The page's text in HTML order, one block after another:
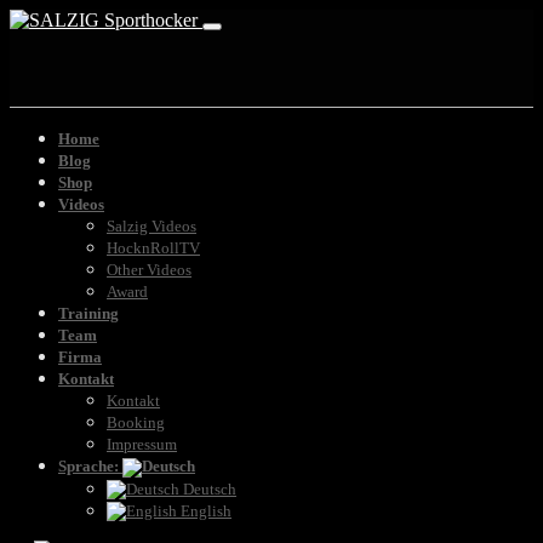
Home
Blog
Shop
Videos
Salzig Videos
HocknRollTV
Other Videos
Award
Training
Team
Firma
Kontakt
Kontakt
Booking
Impressum
Sprache:
Deutsch
English